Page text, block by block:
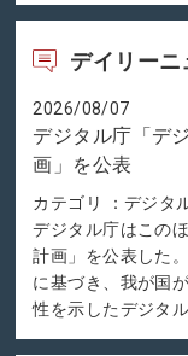
デイリーニ
2026/08/07
デジタル庁「デ
画」を公表
カテゴリ ：デジタ
デジタル庁はこの
計画」を公表した
に基づき、我が国
性を示したデジタ